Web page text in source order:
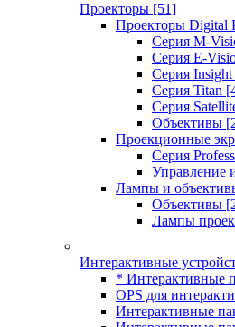
Проекторы [51]
Проекторы Digital
Серия M-
Серия E-
Серия Insight
Серия Titan
Серия
Объективы
Проекционные
Серия
Управление
Лампы и
Объективы
Лампы
Интерактивные
* Интерактивные
OPS для
Интерактивные